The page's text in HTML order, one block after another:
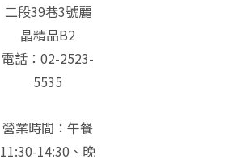
二段39巷3號麗
晶精品B2
電話：02-2523-
5535
營業時間：午餐
11:30-14:30、晚